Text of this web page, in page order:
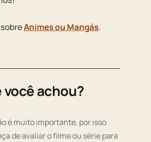
Animes ou Mangás.
você achou?
é muito importante, por isso
de avaliar o filme ou série para